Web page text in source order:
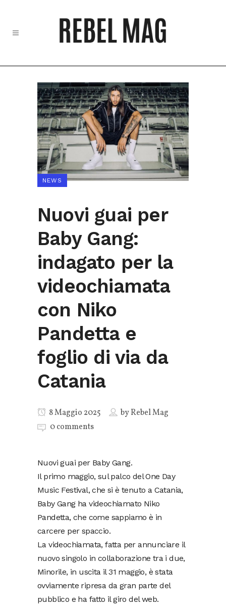
NEWS
Nuovi guai per
Baby Gang:
indagato per la
videochiamata
con Niko
Pandetta e
foglio di via da
Catania
8 Maggio 2025 byRebel Mag
0 comments
Nuovi guai per Baby Gang.
Il primo maggio, sul palco del One Day
Music Festival, che si è tenuto a Catania,
Baby Gang ha videochiamato Niko
Pandetta, che come sappiamo è in
carcere per spaccio.
La videochiamata, fatta per annunciare il
nuovo singolo in collaborazione tra i due,
Minorile, in uscita il 31 maggio, è stata
ovviamente ripresa da gran parte del
pubblico e ha fatto il giro del web.